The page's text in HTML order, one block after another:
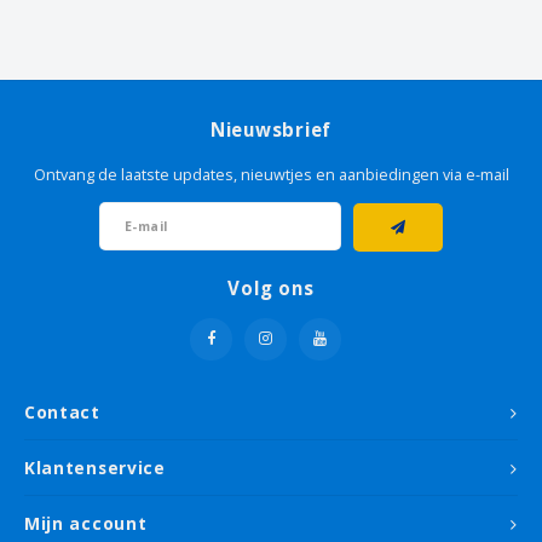
glasvezelbehang te schilderen
Hans K.
Kwaliteit, goed en snel geleverd .
28 MAR 2022
Contact
Nieuwsbrief
Ontvang de laatste updates, nieuwtjes en aanbiedingen via e-mail
Volg ons
Klantenservice
Mijn account